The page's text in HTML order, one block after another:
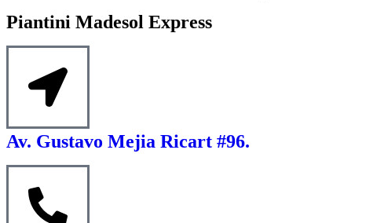
Piantini Madesol Express
Av. Gustavo Mejia Ricart #96.